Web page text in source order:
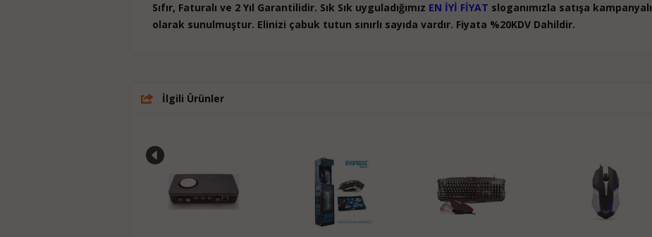
Sıfır, Faturalı ve 2 Yıl Garantilidir. Sık Sık uyguladığımız EN İYİ FİYAT sloganımızla satışa kampanyalı
olarak sunulmuştur. Elinizi çabuk tutun sınırlı sayıda vardır. Fiyata %20KDV Dahildir.
İlgili Ürünler